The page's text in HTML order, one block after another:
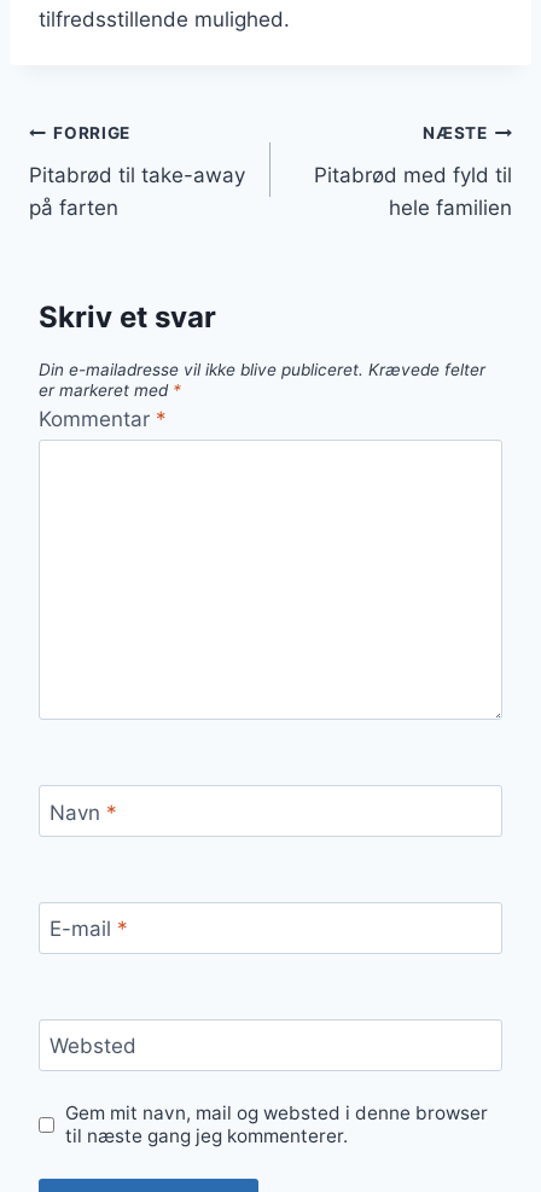
tilfredsstillende mulighed.
Indlægsnavigation
FORRIGE
Pitabrød til take-away
på farten
NÆSTE
Pitabrød med fyld til
hele familien
Skriv et svar
Din e-mailadresse vil ikke blive publiceret. Krævede felter
er markeret med *
Kommentar *
Navn *
E-mail *
Websted
Gem mit navn, mail og websted i denne browser
til næste gang jeg kommenterer.